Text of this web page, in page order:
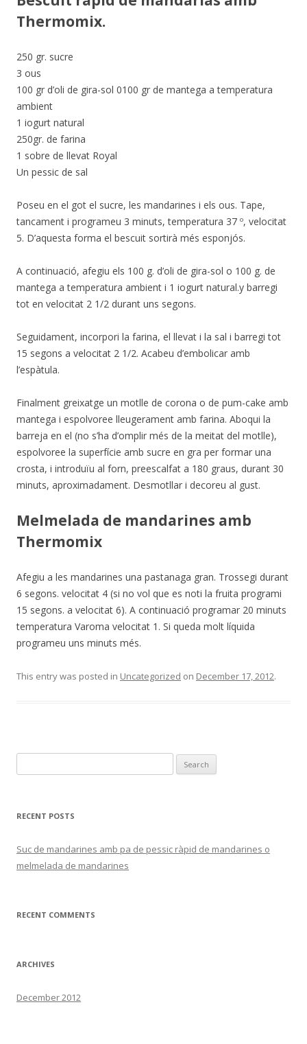
Thermomix.
250 gr. sucre
3 ous
100 gr d’oli de gira-sol 0100 gr de mantega a temperatura
ambient
1 iogurt natural
250gr. de farina
1 sobre de llevat Royal
Un pessic de sal
Poseu en el got el sucre, les mandarines i els ous. Tape,
tancament i programeu 3 minuts, temperatura 37 º, velocitat
5. D’aquesta forma el bescuit sortirà més esponjós.
A continuació, afegiu els 100 g. d’oli de gira-sol o 100 g. de
mantega a temperatura ambient i 1 iogurt natural.y barregi
tot en velocitat 2 1/2 durant uns segons.
Seguidament, incorpori la farina, el llevat i la sal i barregi tot
15 segons a velocitat 2 1/2. Acabeu d’embolicar amb
l’espàtula.
Finalment greixatge un motlle de corona o de pum-cake amb
mantega i espolvoree lleugerament amb farina. Aboqui la
barreja en el (no s’ha d’omplir més de la meitat del motlle),
espolvoree la superfície amb sucre en gra per formar una
crosta, i introduïu al forn, preescalfat a 180 graus, durant 30
minuts, aproximadament. Desmotllar i decoreu al gust.
Melmelada de mandarines amb
Thermomix
Afegiu a les mandarines una pastanaga gran. Trossegi durant
6 segons. velocitat 4 (si no vol que es noti la fruita programi
15 segons. a velocitat 6). A continuació programar 20 minuts
temperatura Varoma velocitat 1. Si queda molt líquida
programeu uns minuts més.
This entry was posted in Uncategorized on December 17, 2012.
for:
RECENT POSTS
Suc de mandarines amb pa de pessic ràpid de mandarines o
melmelada de mandarines
RECENT COMMENTS
ARCHIVES
December 2012